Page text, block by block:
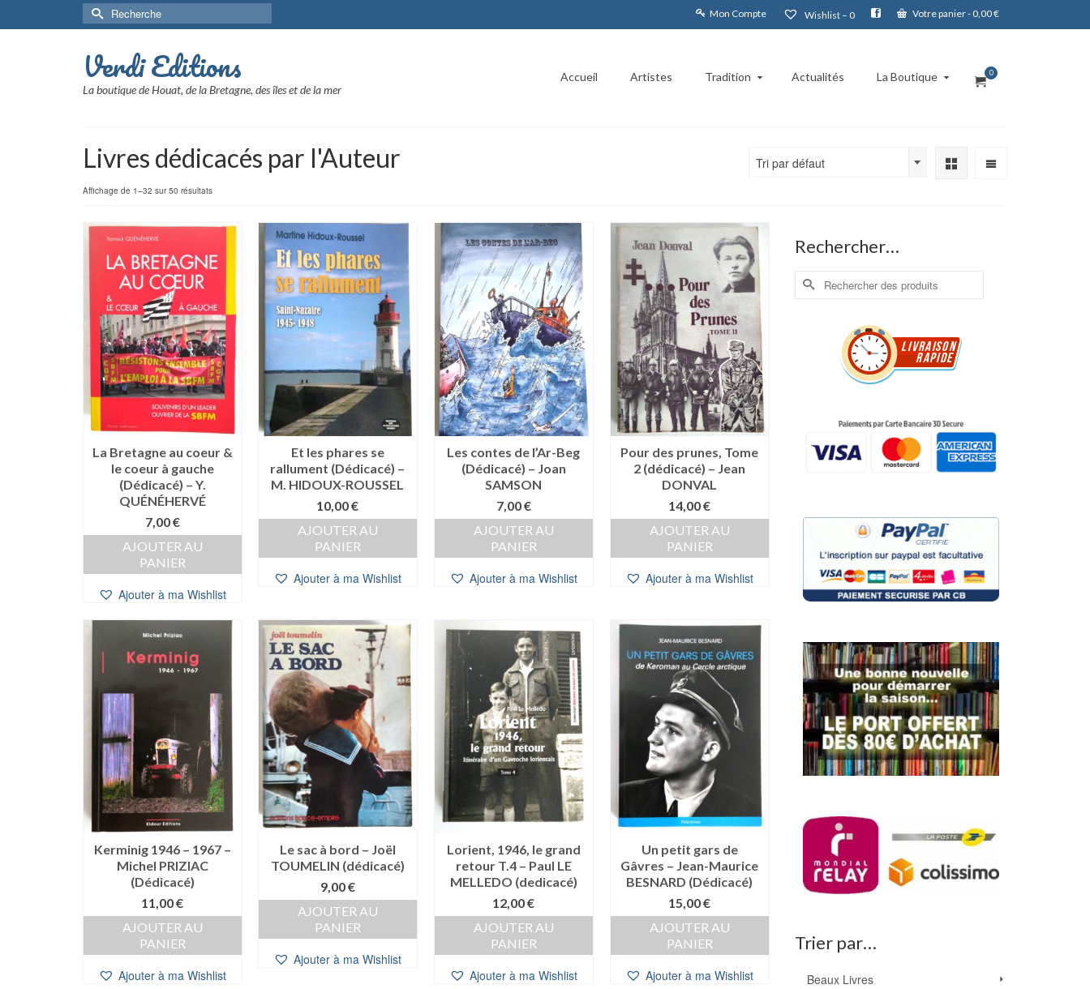
Mon Compte Wishlist – 0 Votre panier- 0,00€
Rechercher :
Verdi Editions
La boutique de Houat, de la Bretagne, des îles et de la mer
Accueil Artistes Tradition Actualités La Boutique 0
Livres dédicacés par l'Auteur
Affichage de 1–32 sur 50 résultats
Tri par défaut
La Bretagne au coeur &
le coeur à gauche
(Dédicacé) – Y.
QUÉNÉHERVÉ
7,00€
AJOUTER AU
PANIER
Ajouter à ma Wishlist
Et les phares se
rallument (Dédicacé) –
M. HIDOUX-ROUSSEL
10,00€
AJOUTER AU
PANIER
Ajouter à ma Wishlist
Les contes de l’Ar-Beg
(Dédicacé) – Joan
SAMSON
7,00€
AJOUTER AU
PANIER
Ajouter à ma Wishlist
Pour des prunes, Tome
2 (dédicacé) – Jean
DONVAL
14,00€
AJOUTER AU
PANIER
Ajouter à ma Wishlist
Kerminig 1946 – 1967 –
Michel PRIZIAC
(Dédicacé)
11,00€
AJOUTER AU
PANIER
Ajouter à ma Wishlist
Le sac à bord – Joël
TOUMELIN (dédicacé)
9,00€
AJOUTER AU
PANIER
Ajouter à ma Wishlist
Lorient, 1946, le grand
retour T.4 – Paul LE
MELLEDO (dedicacé)
12,00€
AJOUTER AU
PANIER
Ajouter à ma Wishlist
Un petit gars de
Gâvres – Jean-Maurice
BESNARD (Dédicacé)
15,00€
AJOUTER AU
PANIER
Ajouter à ma Wishlist
Rechercher…
Rechercher :
Trier par…
Beaux Livres